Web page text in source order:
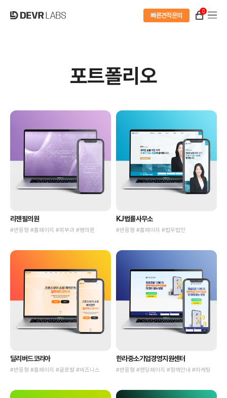
빠른견적문의
0
포트폴리오
리젠필의원
#반응형 #홈페이지 #피부과 #병의원
KJ법률사무소
#반응형 #홈페이지 #법무법인
딜리버드코리아
#반응형 #홈페이지 #글로벌 #비즈니스
한라중소기업경영지원센터
#반응형 #랜딩페이지 #정책안내 #마케팅